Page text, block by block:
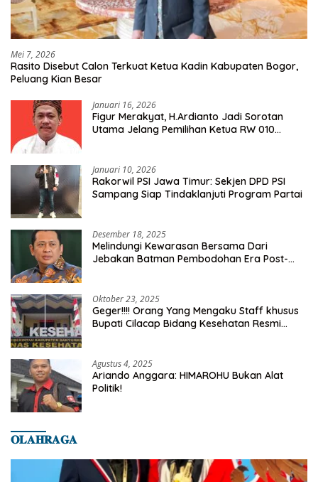
Mei 7, 2026
Rasito Disebut Calon Terkuat Ketua Kadin Kabupaten Bogor,
Peluang Kian Besar
Januari 16, 2026
Figur Merakyat, H.Ardianto Jadi Sorotan
Utama Jelang Pemilihan Ketua RW 010
Januari 10, 2026
Rakorwil PSI Jawa Timur: Sekjen DPD PSI
Sampang Siap Tindaklanjuti Program Partai
Desember 18, 2025
Melindungi Kewarasan Bersama Dari
Jebakan Batman Pembodohan Era Post-
Oktober 23, 2025
Geger!!!! Orang Yang Mengaku Staff khusus
Bupati Cilacap Bidang Kesehatan Resmi
Agustus 4, 2025
Ariando Anggara: HIMAROHU Bukan Alat
Politik!
𝐎𝐋𝐀𝐇𝐑𝐀𝐆𝐀